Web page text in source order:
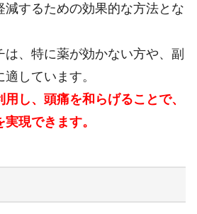
減するための効果的な方法とな
は、特に薬が効かない方や、副
しています。
し、頭痛を和らげることで、
現できます。